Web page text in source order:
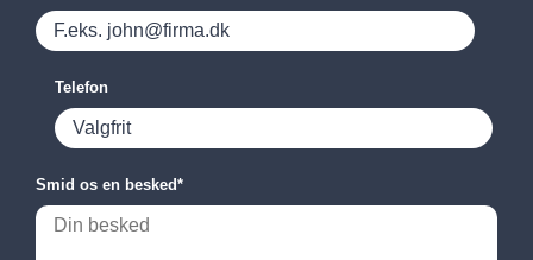
Telefon
Smid os en besked*